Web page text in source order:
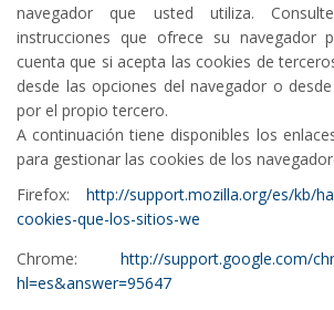
navegador que usted utiliza.
instrucciones que ofrece su navegador
cuenta que si acepta las cookies de
desde las opciones del navegador o
por el propio tercero.
A continuación tiene disponibles los
para gestionar las cookies de los
Firefox: http://support.mozilla.org/es/kb/
cookies-que-los-sitios-we
Chrome: http://support.google.com/
hl=es&answer=95647